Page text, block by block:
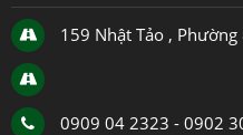
159 Nhật Tảo , Phường
0909 04 2323 - 0902